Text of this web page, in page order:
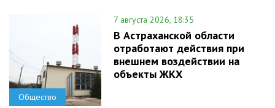
Общество
7 августа 2026, 18:35
В Астраханской области
отработают действия при
внешнем воздействии на
объекты ЖКХ